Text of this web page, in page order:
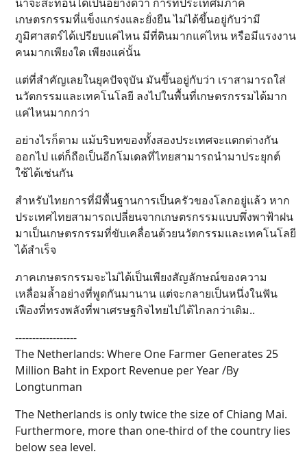
เกษตรกรรมที่แข็งแกร่งและยั่งยืน ไม่ได้ขึ้นอยู่กับว่ามี
ภูมิศาสตร์ได้เปรียบแค่ไหน มีที่ดินมากแค่ไหน หรือมีแรงงาน
คนมากเพียงใด เพียงแค่นั้น
แต่ที่สำคัญเลยในยุคปัจจุบัน มันขึ้นอยู่กับว่า เราสามารถใส่
นวัตกรรมและเทคโนโลยี ลงไปในพื้นที่เกษตรกรรมได้มาก
แค่ไหนมากกว่า
อย่างไรก็ตาม แม้บริบทของทั้งสองประเทศจะแตกต่างกัน
ออกไป แต่ก็ถือเป็นอีกโมเดลที่ไทยสามารถนำมาประยุกต์
ใช้ได้เช่นกัน
สำหรับไทยการที่มีพื้นฐานการเป็นครัวของโลกอยู่แล้ว หาก
ประเทศไทยสามารถเปลี่ยนจากเกษตรกรรมแบบพึ่งพาฟ้าฝน
มาเป็นเกษตรกรรมที่ขับเคลื่อนด้วยนวัตกรรมและเทคโนโลยี
ได้สำเร็จ
ภาคเกษตรกรรมจะไม่ได้เป็นเพียงสัญลักษณ์ของความ
เหลื่อมล้ำอย่างที่พูดกันมานาน แต่จะกลายเป็นหนึ่งในฟัน
เฟืองที่ทรงพลังที่พาเศรษฐกิจไทยไปได้ไกลกว่าเดิม..
------------------
The Netherlands: Where One Farmer Generates 25
Million Baht in Export Revenue per Year /By
Longtunman
The Netherlands is only twice the size of Chiang Mai.
Furthermore, more than one-third of the country lies
below sea level.